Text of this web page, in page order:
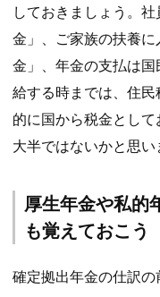
しておきましょう。
金」、ご家族の扶養
金」、年金の支払は
給する時までは、住
的に国から税金とし
大半ではないかと思い
厚生年金や私的
も覚えておこう
確定拠出年金の仕訳